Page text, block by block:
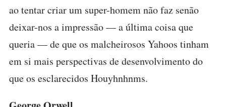
ao tentar criar um super-homem não faz senão
deixar-nos a impressão — a última coisa que
queria — de que os malcheirosos Yahoos tinham
em si mais perspectivas de desenvolvimento do
que os esclarecidos Houyhnhnms.